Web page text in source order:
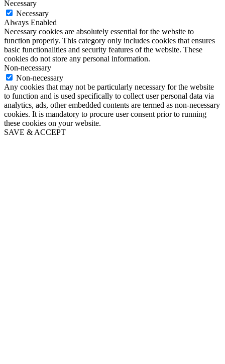
Necessary
Necessary
Always Enabled
Necessary cookies are absolutely essential for the website to
function properly. This category only includes cookies that ensures
basic functionalities and security features of the website. These
cookies do not store any personal information.
Non-necessary
Non-necessary
Any cookies that may not be particularly necessary for the website
to function and is used specifically to collect user personal data via
analytics, ads, other embedded contents are termed as non-necessary
cookies. It is mandatory to procure user consent prior to running
these cookies on your website.
SAVE & ACCEPT